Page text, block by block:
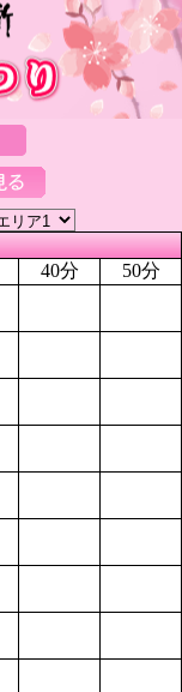
40分
50分